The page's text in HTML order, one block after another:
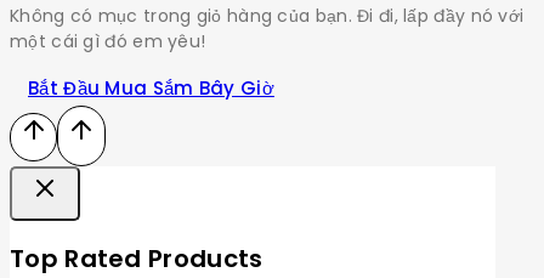
Không có mục trong giỏ hàng của bạn. Đi đi, lấp đầy nó với
một cái gì đó em yêu!
Bắt Đầu Mua Sắm Bây Giờ
Top Rated Products